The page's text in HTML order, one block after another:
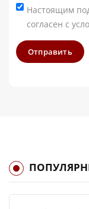
Настоящим
согласен с
Отправить